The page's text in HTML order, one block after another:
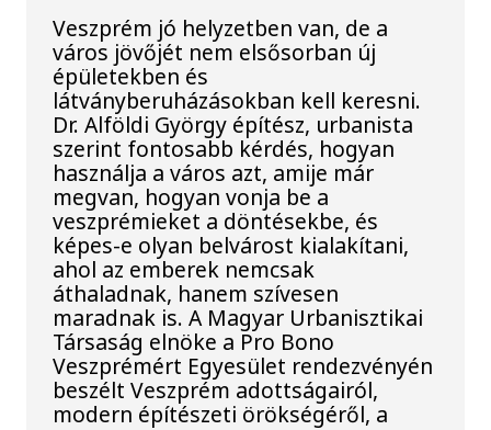
Veszprém jó helyzetben van, de a
város jövőjét nem elsősorban új
épületekben és
látványberuházásokban kell keresni.
Dr. Alföldi György építész, urbanista
szerint fontosabb kérdés, hogyan
használja a város azt, amije már
megvan, hogyan vonja be a
veszprémieket a döntésekbe, és
képes-e olyan belvárost kialakítani,
ahol az emberek nemcsak
áthaladnak, hanem szívesen
maradnak is. A Magyar Urbanisztikai
Társaság elnöke a Pro Bono
Veszprémért Egyesület rendezvényén
beszélt Veszprém adottságairól,
modern építészeti örökségéről, a